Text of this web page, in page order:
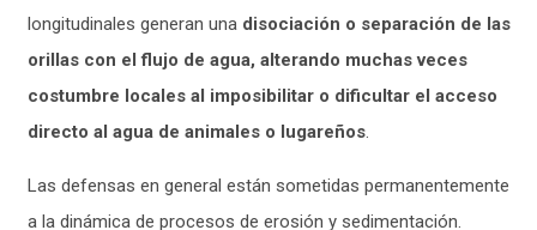
longitudinales generan una disociación o separación de las
orillas con el flujo de agua, alterando muchas veces
costumbre locales al imposibilitar o dificultar el acceso
directo al agua de animales o lugareños.
Las defensas en general están sometidas permanentemente
a la dinámica de procesos de erosión y sedimentación.